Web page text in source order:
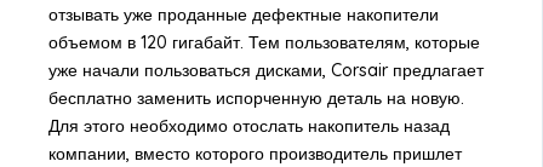
отзывать уже проданные дефектные накопители
объемом в 120 гигабайт. Тем пользователям, которые
уже начали пользоваться дисками, Corsair предлагает
бесплатно заменить испорченную деталь на новую.
Для этого необходимо отослать накопитель назад
компании, вместо которого производитель пришлет